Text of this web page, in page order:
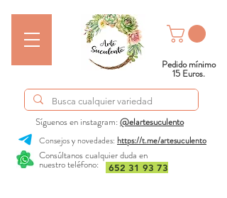
Consúltanos cualquier duda en
nuestro teléfono:
Síguenos en instagram:@elartesuculento
652 31 93 73
Consejos y novedades: https://t.me/artesuculento
Pedido mínimo
15 Euros.